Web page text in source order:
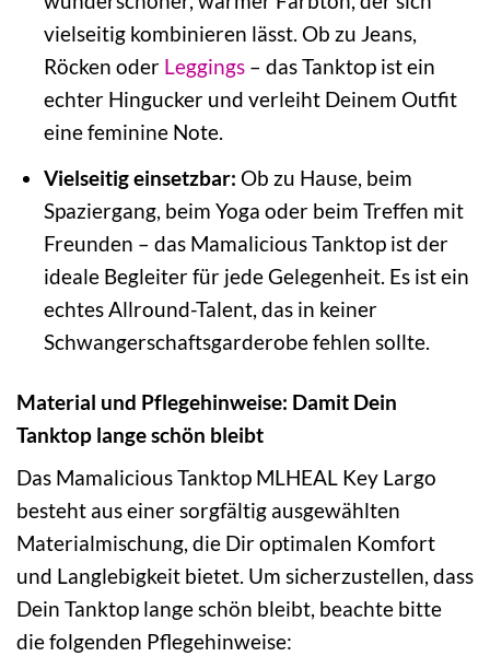
vielseitig kombinieren lässt. Ob zu Jeans,
Röcken oder Leggings– das Tanktop ist ein
echter Hingucker und verleiht Deinem Outfit
eine feminine Note.
Vielseitig einsetzbar: Ob zu Hause, beim
Spaziergang, beim Yoga oder beim Treffen mit
Freunden – das Mamalicious Tanktop ist der
ideale Begleiter für jede Gelegenheit. Es ist ein
echtes Allround-Talent, das in keiner
Schwangerschaftsgarderobe fehlen sollte.
Material und Pflegehinweise: Damit Dein
Tanktop lange schön bleibt
Das Mamalicious Tanktop MLHEAL Key Largo
besteht aus einer sorgfältig ausgewählten
Materialmischung, die Dir optimalen Komfort
und Langlebigkeit bietet. Um sicherzustellen, dass
Dein Tanktop lange schön bleibt, beachte bitte
die folgenden Pflegehinweise: